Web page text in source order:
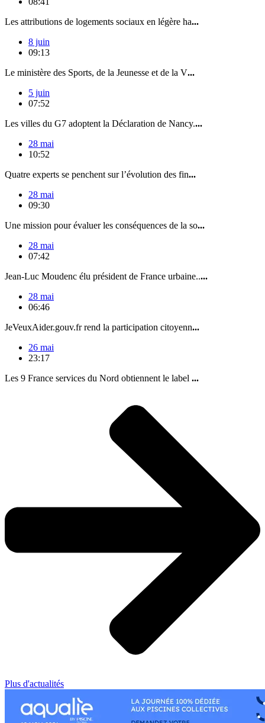
Les attributions de logements sociaux en légère ha...
8 juin
09:13
Le ministère des Sports, de la Jeunesse et de la V...
5 juin
07:52
Les villes du G7 adoptent la Déclaration de Nancy....
28 mai
10:52
Quatre experts se penchent sur l’évolution des fin...
28 mai
09:30
Une mission pour évaluer les conséquences de la so...
28 mai
07:42
Jean-Luc Moudenc élu président de France urbaine.....
28 mai
06:46
JeVeuxAider.gouv.fr rend la participation citoyenn...
26 mai
23:17
Les 9 France services du Nord obtiennent le label ...
Plus d'actualités